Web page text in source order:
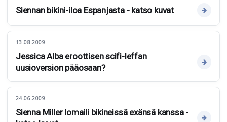
Siennan bikini-iloa Espanjasta - katso kuvat
13.08.2009
Jessica Alba eroottisen scifi-leffan
uusioversion pääosaan?
24.06.2009
Sienna Miller lomaili bikineissä exänsä kanssa -